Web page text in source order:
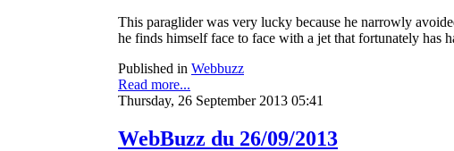
This paraglider was very lucky because he narrowly
he finds himself face to face with a jet that fortunately has
Published in Webbuzz
Read more...
Thursday, 26 September 2013 05:41
WebBuzz du 26/09/2013